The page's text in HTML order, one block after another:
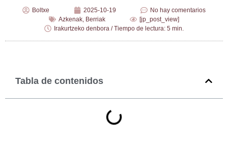
Boltxe 2025-10-19
No hay comentarios
Azkenak Berriak
[jp_post_view]
Irakurtzeko denbora / Tiempo de lectura: 5 min.
Tabla de contenidos